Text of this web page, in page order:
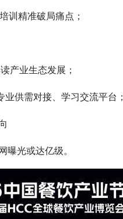
训精准破局痛点；
产业生态发展；
供需对接、学习交流平台；
光或达亿级。